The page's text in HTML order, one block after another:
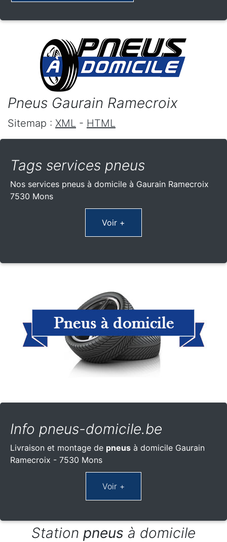
Pneus Gaurain Ramecroix
Sitemap : XML - HTML
Tags services pneus
Nos services pneus à domicile à Gaurain Ramecroix
7530 Mons
Voir +
Info pneus-domicile.be
Livraison et montage de pneus à domicile Gaurain
Ramecroix - 7530 Mons
Station pneus à domicile